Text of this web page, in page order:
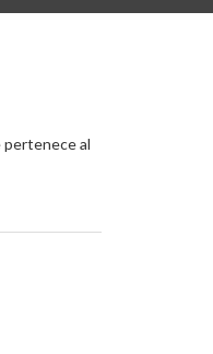
pertenece al